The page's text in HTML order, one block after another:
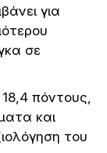
για
σε
πόντους,
και
του